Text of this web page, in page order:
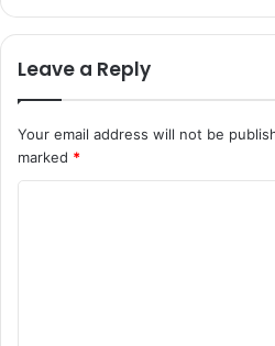
Leave a Reply
Your email address will not be
marked *